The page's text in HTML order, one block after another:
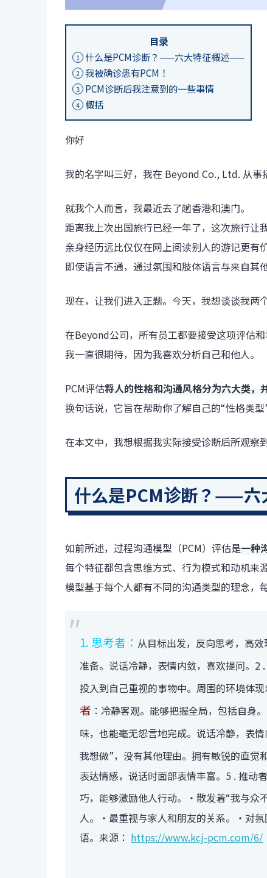
目录
1 什么是PCM诊断？——六大特征概述——
2 我被确诊患有PCM！
3 PCM诊断后我注意到的一些事情
4 概括
你好
我的名字叫三好，我在 Beyond Co., Ltd. 从事
就我个人而言，我最近去了趟香港和澳门。
距离我上次出国旅行已经一年了，这次旅行让
亲身经历远比仅仅在网上阅读别人的游记更有价
即使语言不通，通过氛围和肢体语言与来自其
现在，让我们进入正题。今天，我想谈谈我两
在Beyond公司，所有员工都要接受这项评估和
我一直很期待，因为我喜欢分析自己和他人。
PCM评估将人的性格和沟通风格分为六大类，
换句话说，它旨在帮助你了解自己的“性格类
在本文中，我想根据我实际接受诊断后所观察
什么是PCM诊断？——
如前所述，过程沟通模型（PCM）评估是一种
每个特征都包含思维方式、行为模式和动机来
模型基于每个人都有不同的沟通类型的理念，
1. 思考者： 从目标出发，反向思考，高
准备。说话冷静，表情内敛，喜欢提问。2
投入到自己重视的事物中。周围的环境体
者 ：冷静客观。能够把握全局，包括自身
味，也能毫无怨言地完成。说话冷静，表
我想做”，没有其他理由。拥有敏锐的直觉
表达情感，说话时面部表情丰富。5 . 推动
巧，能够激励他人行动。・散发着“我与众
人。・最重视与家人和朋友的关系。・对
语。来源： https://www.kcj-pcm.com/6/